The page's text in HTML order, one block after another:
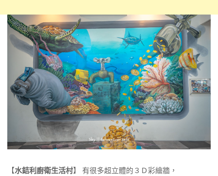
【水銡利廚衛生活村】 有很多超立體的３Ｄ彩繪牆，